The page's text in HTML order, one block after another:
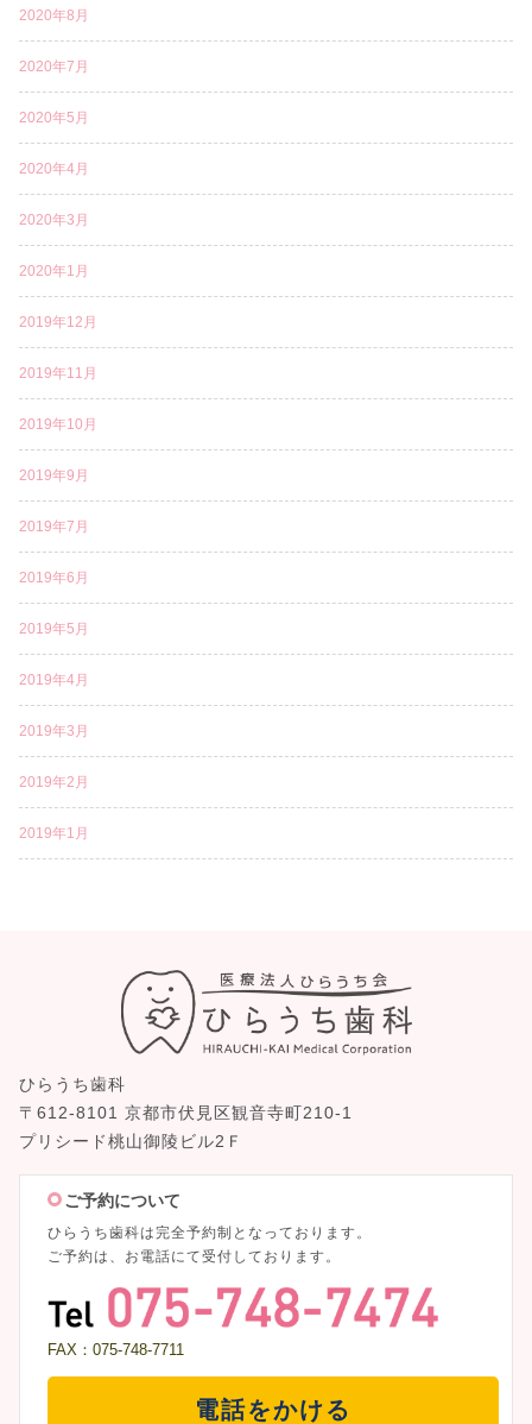
2020年8月
2020年7月
2020年5月
2020年4月
2020年3月
2020年1月
2019年12月
2019年11月
2019年10月
2019年9月
2019年7月
2019年6月
2019年5月
2019年4月
2019年3月
2019年2月
2019年1月
ひらうち歯科
〒612-8101 京都市伏見区観音寺町210-1
プリシード桃山御陵ビル2Ｆ
ご予約について
ひらうち歯科は完全予約制となっております。
ご予約は、お電話にて受付しております。
FAX：075-748-7711
電話をかける